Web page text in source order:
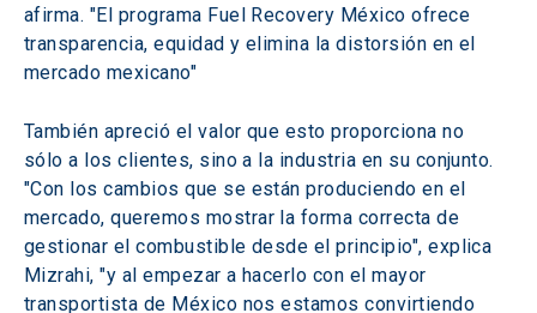
afirma. "El programa Fuel Recovery México ofrece
transparencia, equidad y elimina la distorsión en el
mercado mexicano"
También apreció el valor que esto proporciona no
sólo a los clientes, sino a la industria en su conjunto.
"Con los cambios que se están produciendo en el
mercado, queremos mostrar la forma correcta de
gestionar el combustible desde el principio", explica
Mizrahi, "y al empezar a hacerlo con el mayor
transportista de México nos estamos convirtiendo